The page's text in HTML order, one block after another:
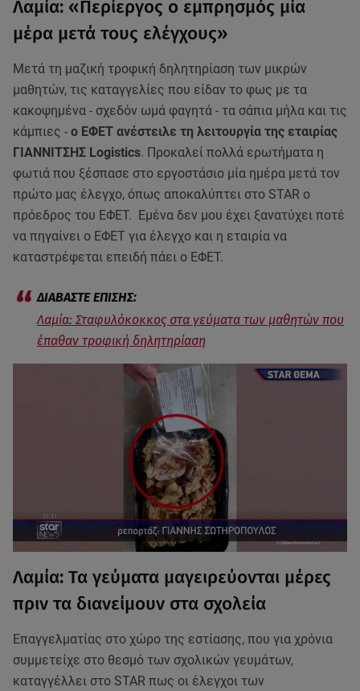
Λαμία: «Περίεργος ο εμπρησμός μία
μέρα μετά τους ελέγχους»
Μετά τη μαζική τροφική δηλητηρίαση των μικρών
μαθητών, τις καταγγελίες που είδαν το φως με τα
κακοψημένα - σχεδόν ωμά φαγητά - τα σάπια μήλα και τις
κάμπιες - ο ΕΦΕΤ ανέστειλε τη λειτουργία της εταιρίας
ΓΙΑΝΝΙΤΣΗΣ Logistics. Προκαλεί πολλά ερωτήματα η
φωτιά που ξέσπασε στο εργοστάσιο μία ημέρα μετά τον
πρώτο μας έλεγχο, όπως αποκαλύπτει στο STAR ο
πρόεδρος του ΕΦΕΤ. Εμένα δεν μου έχει ξανατύχει ποτέ
να πηγαίνει ο ΕΦΕΤ για έλεγχο και η εταιρία να
καταστρέφεται επειδή πάει ο ΕΦΕΤ.
Λαμία: Σταφυλόκοκκος στα γεύματα των μαθητών που
έπαθαν τροφική δηλητηρίαση
Λαμία: Τα γεύματα μαγειρεύονται μέρες
πριν τα διανείμουν στα σχολεία
Επαγγελματίας στο χώρο της εστίασης, που για χρόνια
συμμετείχε στο θεσμό των σχολικών γευμάτων,
καταγγέλλει στο STAR πως οι έλεγχοι των